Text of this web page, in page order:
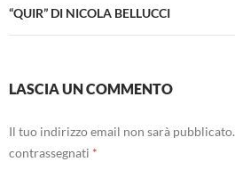
“QUIR” DI NICOLA BELLUCCI
LASCIA UN COMMENTO
Il tuo indirizzo email non sarà pubblicato.
contrassegnati *